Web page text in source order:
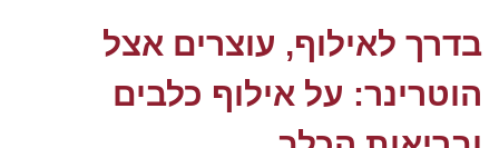
בדרך לאילוף, עוצרים אצל
הוטרינר: על אילוף כלבים